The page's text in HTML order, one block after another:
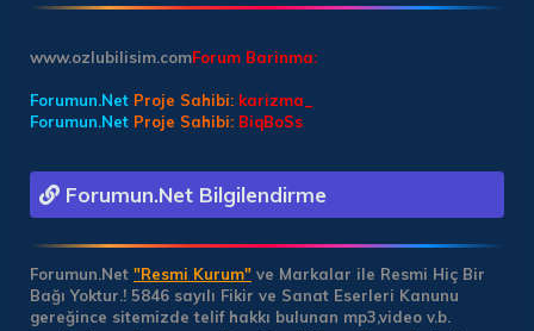
Forum Barinma:
www.ozlubilisim.com
Forumun.Net Proje Sahibi: karizma_
Forumun.Net Proje Sahibi: BiqBoSs
Forumun.Net Bilgilendirme
Forumun.Net "Resmi Kurum" ve Markalar ile Resmi Hiç Bir
Bağı Yoktur.! 5846 sayılı Fikir ve Sanat Eserleri Kanunu
gereğince sitemizde telif hakkı bulunan mp3,video v.b.